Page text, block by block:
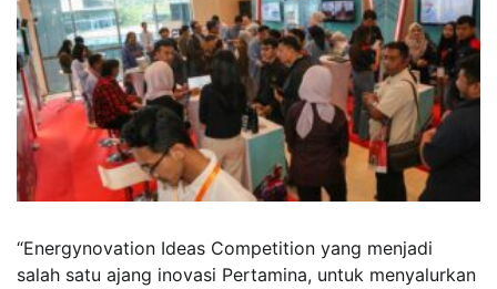
“Energynovation Ideas Competition yang menjadi
salah satu ajang inovasi Pertamina, untuk menyalurkan